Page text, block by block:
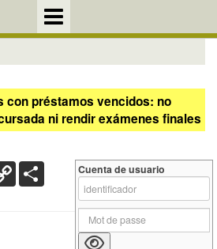
con préstamos vencidos: no
ni rendir exámenes finales
Copy
Link
Cuenta de usuario